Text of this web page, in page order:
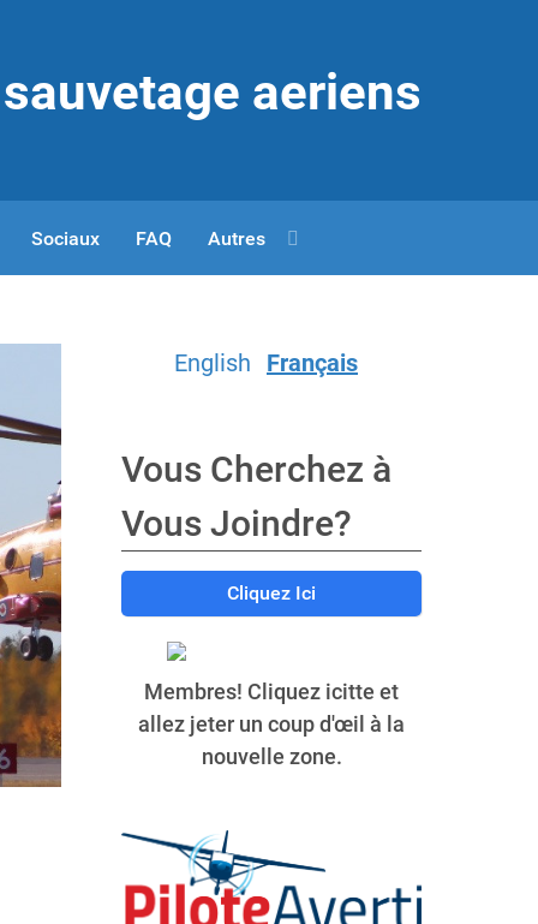
aeriens
Sociaux FAQ Autres
English Français
Vous Cherchez à
Vous Joindre?
Cliquez Ici
Membres! Cliquez icitte et
allez jeter un coup d'œil à la
nouvelle zone.